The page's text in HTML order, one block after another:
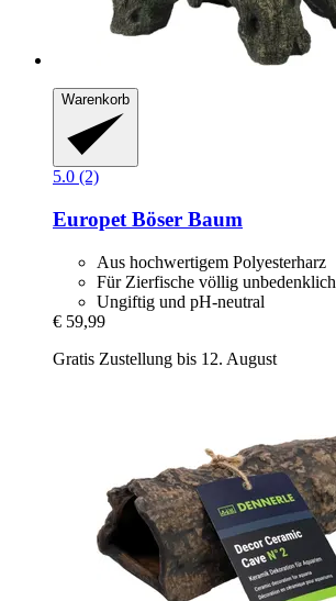
Warenkorb
5.0 (2)
Europet Böser Baum
Aus hochwertigem Polyesterharz
Für Zierfische völlig unbedenklich
Ungiftig und pH-neutral
€ 59,99
Gratis Zustellung bis 12. August